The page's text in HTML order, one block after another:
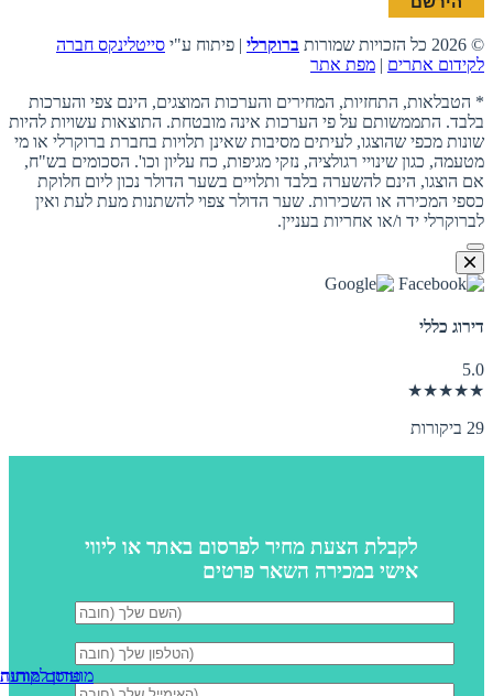
© 2026 כל הזכויות שמורות ברוקרלי | פיתוח ע"י סייטלינקס חברה
לקידום אתרים | מפת אתר
* הטבלאות, התחזיות, המחירים והערכות המוצגים, הינם צפי והערכות
בלבד. התממשותם על פי הערכות אינה מובטחת. התוצאות עשויות להיות
שונות מכפי שהוצגו, לעיתים מסיבות שאינן תלויות בחברת ברוקרלי או מי
מטעמה, כגון שינויי רגולציה, נזקי מגיפות, כח עליון וכו'. הסכומים בש"ח,
אם הוצגו, הינם להשערה בלבד ותלויים בשער הדולר נכון ליום חלוקת
כספי המכירה או השכירות. שער הדולר צפוי להשתנות מעת לעת ואין
לברוקרלי יד ו/או אחריות בעניין.
דירוג כללי
5.0
★★★★★
29 ביקורות
לקבלת הצעת מחיר לפרסום באתר או ליווי
אישי במכירה השאר פרטים
פרסם מודעה
מועדון לקוחות